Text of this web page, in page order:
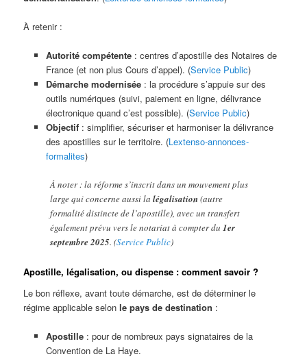
À retenir :
Autorité compétente: centres d’apostille des Notaires de
France (et non plus Cours d’appel). (Service Public)
Démarche modernisée: la procédure s’appuie sur des
outils numériques (suivi, paiement en ligne, délivrance
électronique quand c’est possible). (Service Public)
Objectif: simplifier, sécuriser et harmoniser la délivrance
des apostilles sur le territoire. (Lextenso-annonces-
formalites)
À noter : la réforme s’inscrit dans un mouvement plus
large qui concerne aussi lalégalisation(autre
formalité distincte de l’apostille), avec un transfert
également prévu vers le notariat à compter du1er
septembre 2025. (Service Public)
Apostille, légalisation, ou dispense : comment savoir ?
Le bon réflexe, avant toute démarche, est de déterminer le
régime applicable selonle pays de destination :
Apostille: pour de nombreux pays signataires de la
Convention de La Haye.